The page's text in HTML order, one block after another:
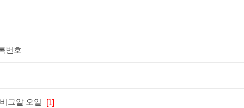
번호
그알 오일 [1]